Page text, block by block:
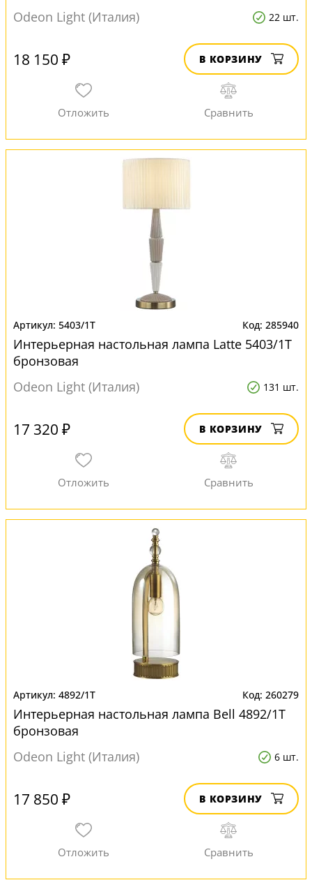
Odeon Light (Италия)
22 шт.
18 150 ₽ В КОРЗИНУ
5403/1T 285940
Интерьерная настольная лампа Latte 5403/1T
бронзовая
Odeon Light (Италия)
131 шт.
17 320 ₽ В КОРЗИНУ
4892/1T 260279
Интерьерная настольная лампа Bell 4892/1T
бронзовая
Odeon Light (Италия)
6 шт.
17 850 ₽ В КОРЗИНУ